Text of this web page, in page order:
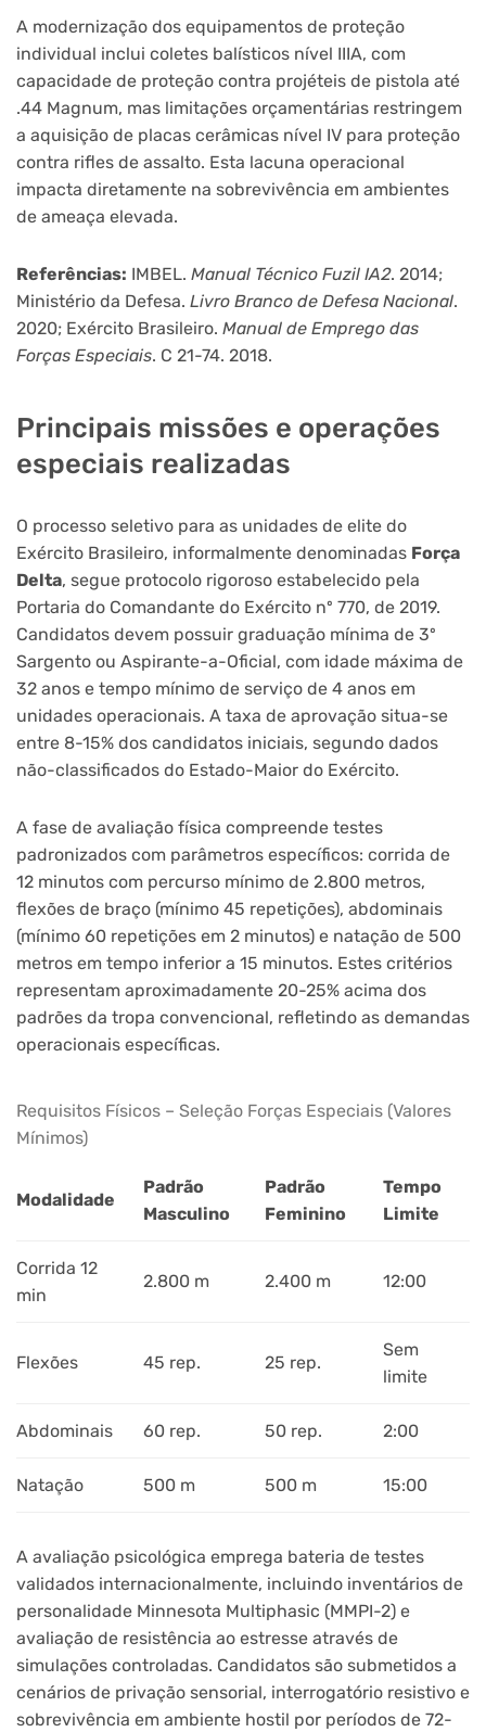
A modernização dos equipamentos de proteção
individual inclui coletes balísticos nível IIIA, com
capacidade de proteção contra projéteis de pistola até
.44 Magnum, mas limitações orçamentárias restringem
a aquisição de placas cerâmicas nível IV para proteção
contra rifles de assalto. Esta lacuna operacional
impacta diretamente na sobrevivência em ambientes
de ameaça elevada.
Referências: IMBEL. Manual Técnico Fuzil IA2. 2014;
Ministério da Defesa. Livro Branco de Defesa Nacional.
2020; Exército Brasileiro. Manual de Emprego das
Forças Especiais. C 21-74. 2018.
Principais missões e operações
especiais realizadas
O processo seletivo para as unidades de elite do
Exército Brasileiro, informalmente denominadas Força
Delta, segue protocolo rigoroso estabelecido pela
Portaria do Comandante do Exército nº 770, de 2019.
Candidatos devem possuir graduação mínima de 3º
Sargento ou Aspirante-a-Oficial, com idade máxima de
32 anos e tempo mínimo de serviço de 4 anos em
unidades operacionais. A taxa de aprovação situa-se
entre 8-15% dos candidatos iniciais, segundo dados
não-classificados do Estado-Maior do Exército.
A fase de avaliação física compreende testes
padronizados com parâmetros específicos: corrida de
12 minutos com percurso mínimo de 2.800 metros,
flexões de braço (mínimo 45 repetições), abdominais
(mínimo 60 repetições em 2 minutos) e natação de 500
metros em tempo inferior a 15 minutos. Estes critérios
representam aproximadamente 20-25% acima dos
padrões da tropa convencional, refletindo as demandas
operacionais específicas.
Requisitos Físicos – Seleção Forças Especiais (Valores
Mínimos)
Modalidade
Padrão
Masculino
Padrão
Feminino
Tempo
Limite
Corrida 12
min
2.800 m 2.400 m 12:00
Flexões 45 rep. 25 rep.
Sem
limite
Abdominais 60 rep. 50 rep. 2:00
Natação 500 m 500 m 15:00
A avaliação psicológica emprega bateria de testes
validados internacionalmente, incluindo inventários de
personalidade Minnesota Multiphasic (MMPI-2) e
avaliação de resistência ao estresse através de
simulações controladas. Candidatos são submetidos a
cenários de privação sensorial, interrogatório resistivo e
sobrevivência em ambiente hostil por períodos de 72-